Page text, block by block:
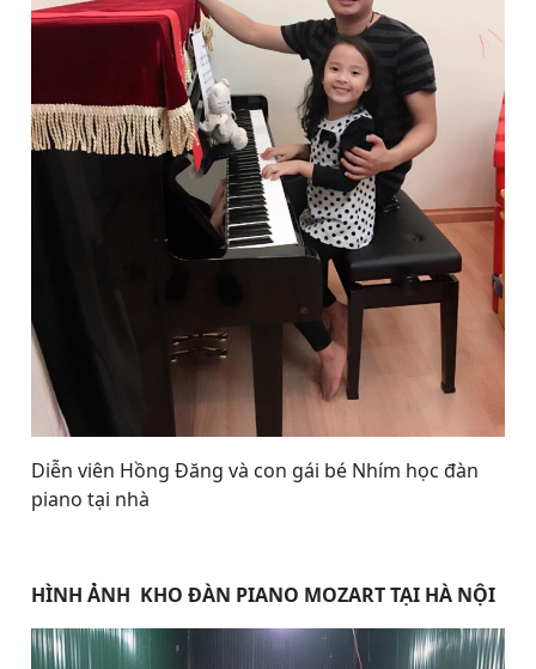
Diễn viên Hồng Đăng và con gái bé Nhím học đàn
piano tại nhà
HÌNH ẢNH KHO ĐÀN PIANO MOZART TẠI HÀ NỘI